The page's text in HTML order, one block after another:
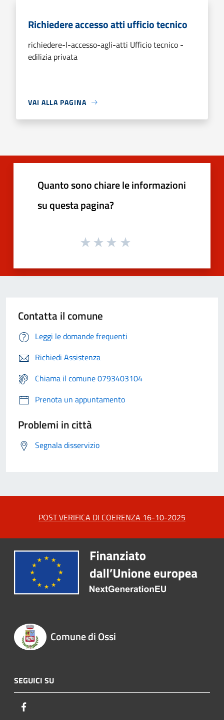
Richiedere accesso atti ufficio tecnico
richiedere-l-accesso-agli-atti Ufficio tecnico -
edilizia privata
VAI ALLA PAGINA
Quanto sono chiare le informazioni
su questa pagina?
Contatta il comune
Leggi le domande frequenti
Richiedi Assistenza
Chiama il comune 0793403104
Prenota un appuntamento
Problemi in città
Segnala disservizio
POST VERIFICA DI COERENZA 16-10-2025
Comune di Ossi
SEGUICI SU